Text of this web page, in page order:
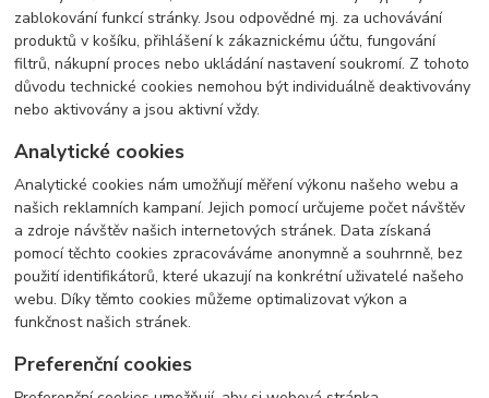
zablokování funkcí stránky. Jsou odpovědné mj. za uchovávání
produktů v košíku, přihlášení k zákaznickému účtu, fungování
filtrů, nákupní proces nebo ukládání nastavení soukromí. Z tohoto
důvodu technické cookies nemohou být individuálně deaktivovány
nebo aktivovány a jsou aktivní vždy.
Analytické cookies
Analytické cookies nám umožňují měření výkonu našeho webu a
našich reklamních kampaní. Jejich pomocí určujeme počet návštěv
a zdroje návštěv našich internetových stránek. Data získaná
pomocí těchto cookies zpracováváme anonymně a souhrnně, bez
použití identifikátorů, které ukazují na konkrétní uživatelé našeho
webu. Díky těmto cookies můžeme optimalizovat výkon a
funkčnost našich stránek.
Preferenční cookies